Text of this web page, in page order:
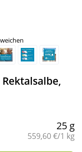
Rektalsalbe,
25 g
Grundpreis:
559,60 €/1 kg